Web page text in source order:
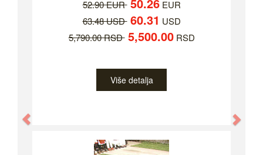
52.90 EUR 50.26EUR
63.48 USD 60.31 USD
5,790.00 RSD 5,500.00RSD
Više detalja